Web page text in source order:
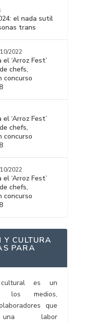
el nada sutil
trans
2022
‘Arroz Fest’
chefs,
concurso
‘Arroz Fest’
chefs,
concurso
2022
‘Arroz Fest’
chefs,
concurso
Y CULTURA
PARA
es un
los medios,
que
una labor